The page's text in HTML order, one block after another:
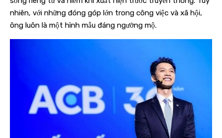
nhiên, với những đóng góp lớn trong công việc và xã hội,
ông luôn là một hình mẫu đáng ngưỡng mộ.